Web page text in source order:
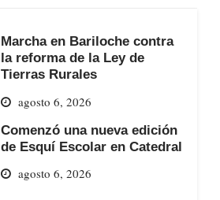
Marcha en Bariloche contra
la reforma de la Ley de
Tierras Rurales
agosto 6, 2026
Comenzó una nueva edición
de Esquí Escolar en Catedral
agosto 6, 2026